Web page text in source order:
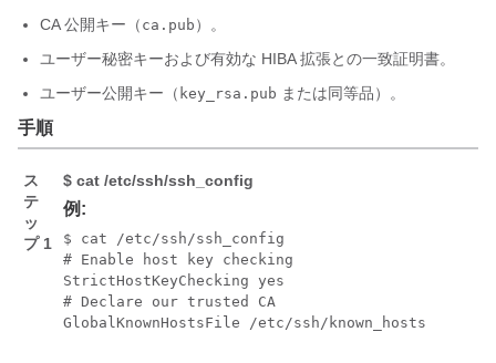
CA 公開キー（ ca.pub ）。
ユーザー秘密キーおよび有効な HIBA 拡張との一致証明書。
ユーザー公開キー（ key_rsa.pub または同等品）。
手順
ス
テ
ッ
プ 1
$ cat /etc/ssh/ssh_config
例:
$ cat /etc/ssh/ssh_config
# Enable host key checking
StrictHostKeyChecking yes
# Declare our trusted CA
GlobalKnownHostsFile /etc/ssh/known_hosts